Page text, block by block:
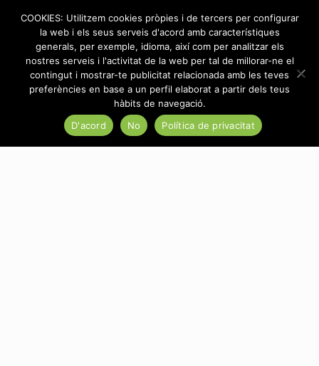
Categories Tags Authors Show all
There are no posts on the list.
COOKIES: Utilitzem cookies pròpies i de tercers per configurar
la web i els seus serveis d'acord amb característiques
generals, per exemple, idioma, així com per analitzar els
nostres serveis i l'activitat de la web per tal de millorar-ne el
contingut i mostrar-te publicitat relacionada amb les teves
preferències en base a un perfil elaborat a partir dels teus
hàbits de navegació.
D'acord
No Política de privacitat